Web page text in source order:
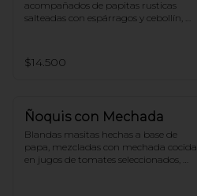
acompañados de papitas rusticas
salteadas con espárragos y cebollín,
$14.500
Ñoquis con Mechada
Blandas masitas hechas a base de
papa, mezcladas con mechada cocida
en jugos de tomates seleccionados,